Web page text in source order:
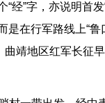
经”字，亦说明首
在行军路线上“鲁
靖地区红军长征